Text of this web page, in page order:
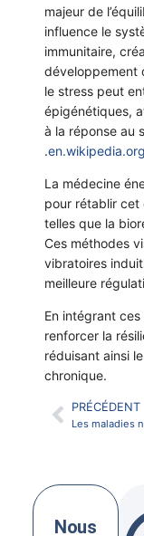
majeur de
influence le
immunitaire,
développement
le stress peut
épigénétiques,
à la réponse au
.en.wikipedia.org
La médecine
pour rétablir cet
telles que la
Ces méthodes
vibratoires
meilleure
En intégrant
renforcer la
réduisant ainsi
chronique.
PRÉCÉDENT
Nous